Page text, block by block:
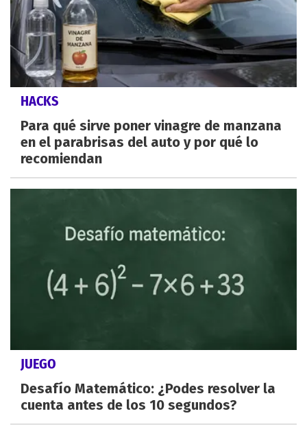
HACKS
Para qué sirve poner vinagre de manzana
en el parabrisas del auto y por qué lo
recomiendan
JUEGO
Desafío Matemático: ¿Podes resolver la
cuenta antes de los 10 segundos?